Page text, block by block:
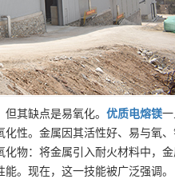
其缺点是易氧化。 优质电熔镁
性。金属因其活性好、易与氧、
物：将金属引入耐火材料中，
。现在，这一技能被广泛强调。